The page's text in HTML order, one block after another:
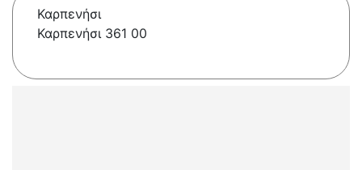
Καρπενήσι
Καρπενήσι 361 00